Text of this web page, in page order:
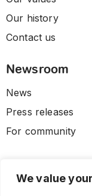
We value
Our history
Contact us
Newsroom
News
Press releases
For community